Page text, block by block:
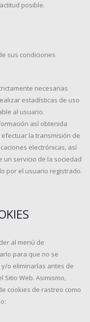
posible.
sus condiciones
necesarias
estadísticas de uso
al usuario.
así obtenida
la transmisión de
electrónicas, así
un servicio de la sociedad
por el usuario registrado.
al menú de
para que no se
o eliminarlas antes de
Sitio Web. Asimismo,
cookies de rastreo como